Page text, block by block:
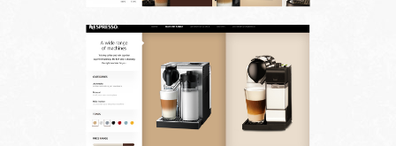
À propos
Contact